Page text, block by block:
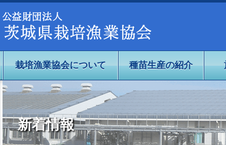
公益社団法人茨城県栽培漁業協会
栽培漁業協会について 種苗生産の紹介
新着情報